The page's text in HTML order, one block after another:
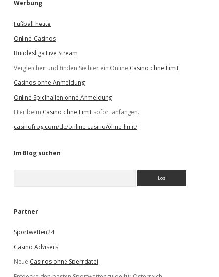
Werbung
Fußball heute
Online-Casinos
Bundesliga Live Stream
Vergleichen und finden Sie hier ein Online Casino ohne Limit
Casinos ohne Anmeldung
Online Spielhallen ohne Anmeldung
Hier beim Casino ohne Limit sofort anfangen.
casinofrog.com/de/online-casino/ohne-limit/
Im Blog suchen
e
Partner
Sportwetten24
Casino Advisers
Neue Casinos ohne Sperrdatei